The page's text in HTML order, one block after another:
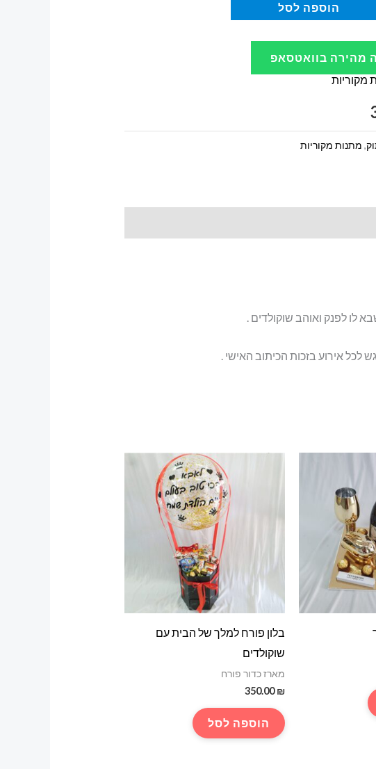
הוספה לסל
מהירה בוואטסאפ
מקוריות
, מתנות מקוריות
לו לפנק ואוהב שוקולדים .
לכל אירוע בזכות הכיתוב האישי .
בלון פורח למלך של הבית עם
שוקולדים
מארז כדור פורח
350.00₪
הוספה לסל